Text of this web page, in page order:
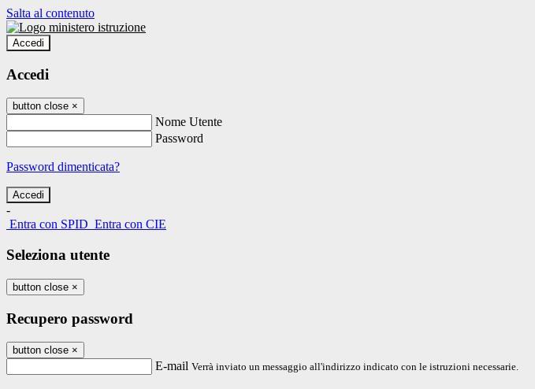
Salta al contenuto
Accedi
Accedi
button close ×
Nome Utente
Password
Password dimenticata?
-
Entra con SPID Entra con CIE
Seleziona utente
button close ×
Recupero password
button close ×
E-mail Verrà inviato un messaggio all'indirizzo indicato con le istruzioni necessarie.